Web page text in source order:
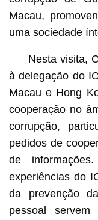
Macau,
uma sociedade
Nesta visita,
à delegação do
Macau e Hong
cooperação no
corrupção,
pedidos de
de
experiências do
da prevenção
pessoal